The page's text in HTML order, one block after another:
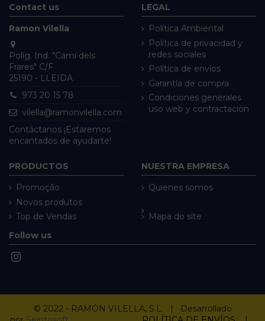
Contact us
Ramon Vilella
Políg. Ind. "Camí dels
Frares" C/F
25190 - LLEIDA
973 20 15 78
vilella@ramonvilella.com
Contáctanos ¡Estaremos
encantados de ayudarte!
LEGAL
Política Ambiental
Política de privacidad y
redes sociales
Política de envíos
Garantía de compra
Condiciones generales
uso web y contractación
PRODUCTOS
Promoção
Novos produtos
Top de Vendas
NUESTRA EMPRESA
Quienes somos
Mapa do site
Follow us
© 2022 - RAMÓN VILELLA, S.L. | Desarrollado